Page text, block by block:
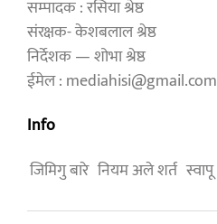
सम्पादक : रसिया श्रेष्ठ
संरक्षक- केशबलाल श्रेष्ठ
निर्देशक — शोभा श्रेष्ठ
ईमेल : mediahisi@gmail.com
Info
जिमिगु बारे नियम अले शर्त स्वापू